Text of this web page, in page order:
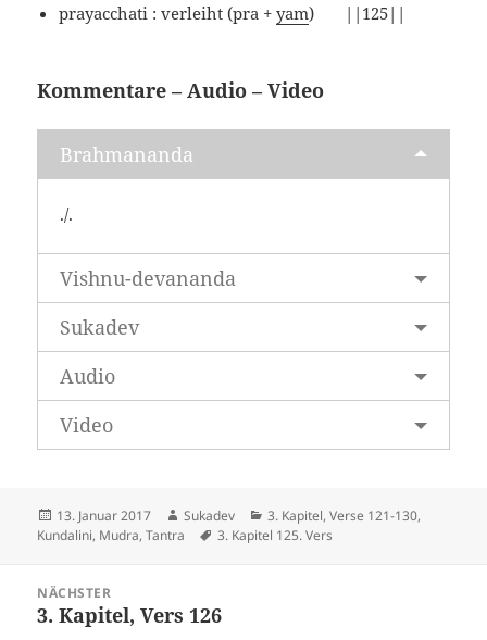
prayacchati : verleiht (pra +yam) ||125||
Kommentare – Audio – Video
Brahmananda
./.
Vishnu-devananda
Sukadev
Audio
Video
Veröffentlicht
am
13. Januar 2017 Autor
Sukadev Kategorien
3. Kapitel, Verse 121-130,
Kundalini, Mudra, Tantra
Schlagwörter
3. Kapitel 125. Vers
NÄCHSTER
Nächster
3. Kapitel, Vers 126